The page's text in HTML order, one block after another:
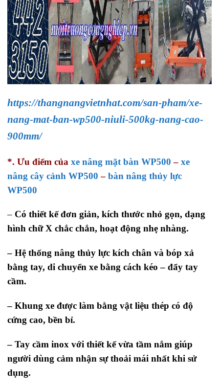
https://thangnangvietnhat.com/san-pham/xe-
nang-mat-ban-wp500-niuli-500kg-nang-cao-
900mm/
*. Ưu điểm của xe nâng mặt bàn WP500 – xe
nâng cây cảnh WP500 – bàn nâng thủy lực
WP500
– Có thiết kế đơn giản, kích thước nhỏ gọn, dạng
hình chữ X chắc chắn, hoạt động nhẹ nhàng.
– Hệ thống nâng thủy lực kích chân và bóp xả
bằng tay, di chuyển xe bằng cách kéo – đẩy tay
cầm.
– Khung xe được làm bằng vật liệu thép có độ
cứng cao, bền bỉ.
– Tay cầm inox với thiết kế vừa tầm nắm giúp
người dùng cảm nhận sự thoải mái nhất khi sử
dụng.